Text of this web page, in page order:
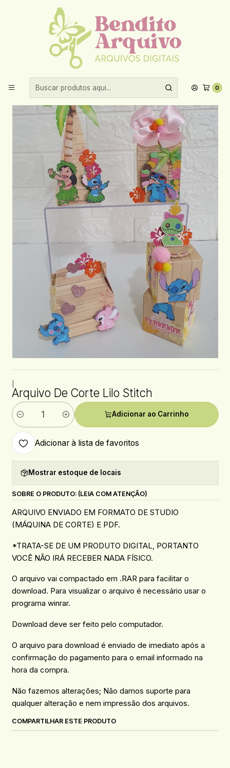
0
Aproveite 10% de desconto ao comprar acima de R$30,00!
Início Festas prontas Arquivo De Corte Lilo Stitch
Arquivo De Corte Lilo Stitch
Quantidade
Adicionar ao Carrinho
Adicionar à lista de favoritos
Mostrar estoque de locais
SOBRE O PRODUTO: (LEIA COM ATENÇÃO)
ARQUIVO ENVIADO EM FORMATO DE STUDIO
(MÁQUINA DE CORTE) E PDF.
*TRATA-SE DE UM PRODUTO DIGITAL, PORTANTO
VOCÊ NÃO IRÁ RECEBER NADA FÍSICO.
O arquivo vai compactado em .RAR para facilitar o
download. Para visualizar o arquivo é necessário usar o
programa winrar.
Download deve ser feito pelo computador.
O arquivo para download é enviado de imediato após a
confirmação do pagamento para o email informado na
hora da compra.
Não fazemos alterações; Não damos suporte para
qualquer alteração e nem impressão dos arquivos.
COMPARTILHAR ESTE PRODUTO